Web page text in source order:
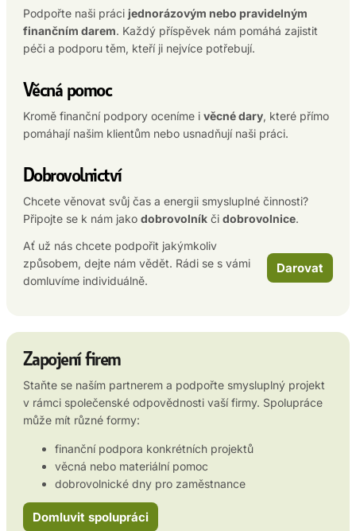
Podpořte naši práci jednorázovým nebo pravidelným
finančním darem. Každý příspěvek nám pomáhá zajistit
péči a podporu těm, kteří ji nejvíce potřebují.
Věcná pomoc
Kromě finanční podpory oceníme i věcné dary, které přímo
pomáhají našim klientům nebo usnadňují naši práci.
Dobrovolnictví
Chcete věnovat svůj čas a energii smysluplné činnosti?
Připojte se k nám jako dobrovolníkči dobrovolnice.
Ať už nás chcete podpořit jakýmkoliv
způsobem, dejte nám vědět. Rádi se s vámi
domluvíme individuálně.
Darovat
Zapojení firem
Staňte se naším partnerem a podpořte smysluplný projekt
v rámci společenské odpovědnosti vaší firmy. Spolupráce
může mít různé formy:
finanční podpora konkrétních projektů
věcná nebo materiální pomoc
dobrovolnické dny pro zaměstnance
Domluvit spolupráci